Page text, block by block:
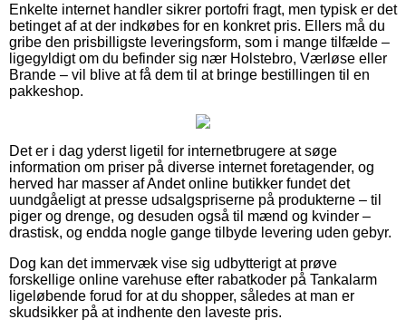
Enkelte internet handler sikrer portofri fragt, men typisk er det
betinget af at der indkøbes for en konkret pris. Ellers må du
gribe den prisbilligste leveringsform, som i mange tilfælde –
ligegyldigt om du befinder sig nær Holstebro, Værløse eller
Brande – vil blive at få dem til at bringe bestillingen til en
pakkeshop.
Det er i dag yderst ligetil for internetbrugere at søge
information om priser på diverse internet foretagender, og
herved har masser af Andet online butikker fundet det
uundgåeligt at presse udsalgspriserne på produkterne – til
piger og drenge, og desuden også til mænd og kvinder –
drastisk, og endda nogle gange tilbyde levering uden gebyr.
Dog kan det immervæk vise sig udbytterigt at prøve
forskellige online varehuse efter rabatkoder på Tankalarm
ligeløbende forud for at du shopper, således at man er
skudsikker på at indhente den laveste pris.